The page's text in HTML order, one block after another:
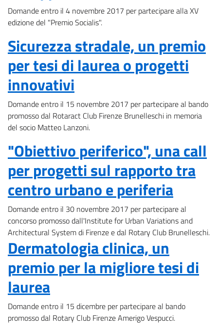
Domande entro il 4 novembre 2017 per partecipare alla XV
edizione del "Premio Socialis".
Sicurezza stradale, un premio
per tesi di laurea o progetti
innovativi
Domande entro il 15 novembre 2017 per partecipare al bando
promosso dal Rotaract Club Firenze Brunelleschi in memoria
del socio Matteo Lanzoni.
"Obiettivo periferico", una call
per progetti sul rapporto tra
centro urbano e periferia
Domande entro il 30 novembre 2017 per partecipare al
concorso promosso dall'Institute for Urban Variations and
Architectural System di Firenze e dal Rotary Club Brunelleschi.
Dermatologia clinica, un
premio per la migliore tesi di
laurea
Domande entro il 15 dicembre per partecipare al bando
promosso dal Rotary Club Firenze Amerigo Vespucci.